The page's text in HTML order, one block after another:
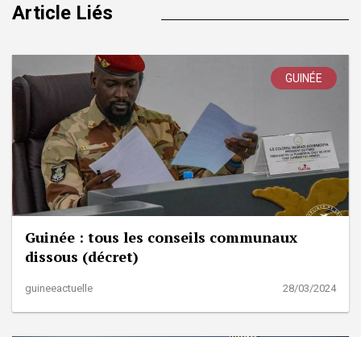
Article Liés
GUINÉE
Guinée : tous les conseils communaux
dissous (décret)
guineeactuelle 28/03/2024